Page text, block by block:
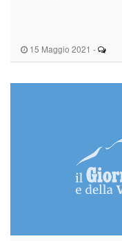
15 Maggio 2021 -